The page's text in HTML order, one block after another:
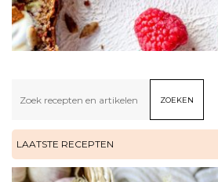
ZOEKEN
LAATSTE RECEPTEN